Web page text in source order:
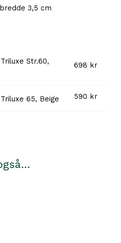
3,5 cm
kr
kr
Str.60,
698 kr
65, Beige 590 kr